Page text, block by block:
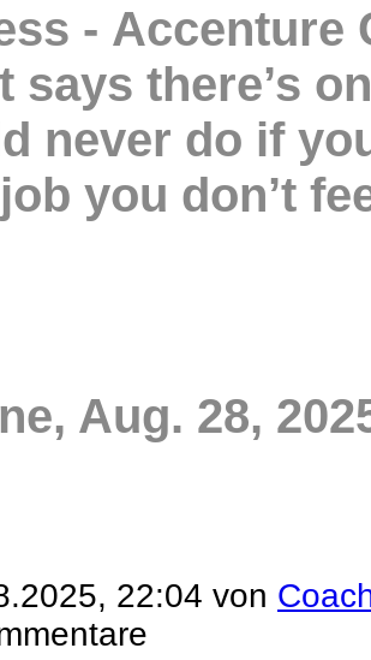
- Accenture
says there’s
never do if
you don’t
Aug. 28,
22:04 von